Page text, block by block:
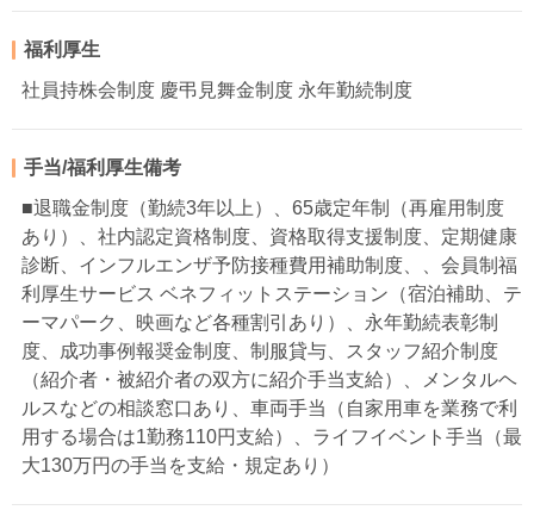
福利厚生
社員持株会制度 慶弔見舞金制度 永年勤続制度
手当/福利厚生備考
■退職金制度（勤続3年以上）、65歳定年制（再雇用制度
あり）、社内認定資格制度、資格取得支援制度、定期健康
診断、インフルエンザ予防接種費用補助制度、、会員制福
利厚生サービス ベネフィットステーション（宿泊補助、テ
ーマパーク、映画など各種割引あり）、永年勤続表彰制
度、成功事例報奨金制度、制服貸与、スタッフ紹介制度
（紹介者・被紹介者の双方に紹介手当支給）、メンタルヘ
ルスなどの相談窓口あり、車両手当（自家用車を業務で利
用する場合は1勤務110円支給）、ライフイベント手当（最
大130万円の手当を支給・規定あり）